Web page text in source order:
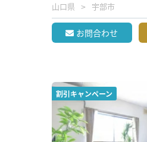
山口県 宇部市
お問合わせ
割引キャンペーン